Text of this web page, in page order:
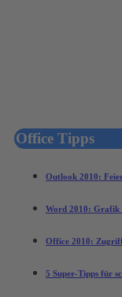
Office Tipps
Outlook 2010:
Word 2010: Grafik
Office 2010:
5 Super-Tipps für